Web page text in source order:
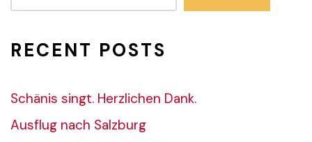
RECENT POSTS
Schänis singt. Herzlichen Dank.
Ausflug nach Salzburg